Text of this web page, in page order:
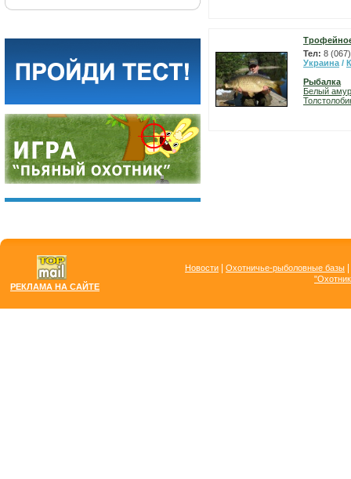
Тел: 8
Украина /
Рыбалка
Белый амур
РЕКЛАМА НА САЙТЕ
Новости Охотничье-рыболовные базы